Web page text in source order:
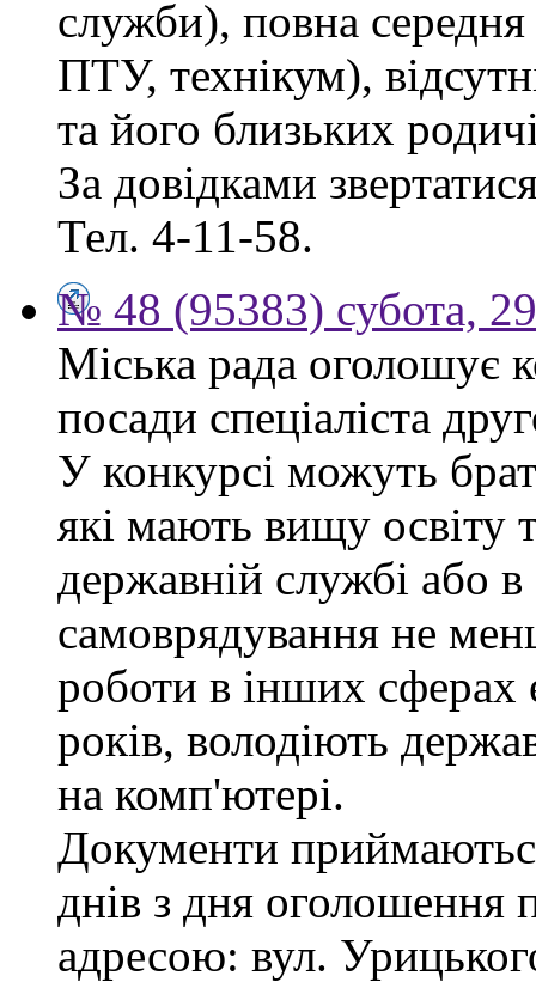
служби), повна середня
ПТУ, технікум),
та його близьких
За довідками
Тел. 4-11-58.
№ 48 (95383) субота,
Міська рада оголошує
посади спеціаліста
У конкурсі можуть
які мають вищу освіту
державній службі або
самоврядування не
роботи в інших
років, володіють
на комп'ютері.
Документи
днів з дня оголошення
адресою: вул.